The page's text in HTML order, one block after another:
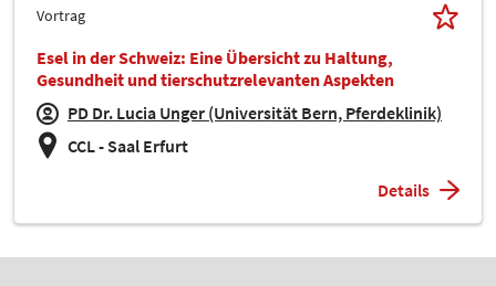
Vortrag
Esel in der Schweiz: Eine Übersicht zu Haltung,
Gesundheit und tierschutzrelevanten Aspekten
PD Dr. Lucia Unger (Universität Bern, Pferdeklinik)
CCL - Saal Erfurt
Details